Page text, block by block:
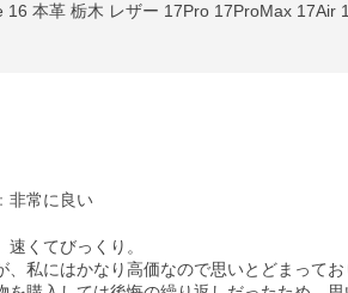
16 本革 栃木 レザー 17Pro 17ProMax
： 非常に良い
くてびっくり。
私にはかなり高価なので思いとどまって